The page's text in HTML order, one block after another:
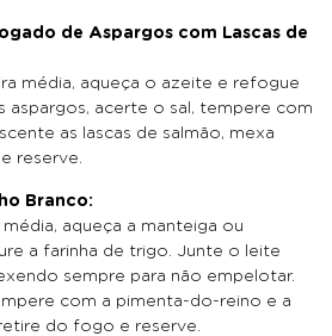
de Aspargos com Lascas de
média, aqueça o azeite e refogue
aspargos, acerte o sal, tempere com
as lascas de salmão, mexa
reserve.
Branco:
média, aqueça a manteiga ou
a farinha de trigo. Junte o leite
sempre para não empelotar.
com a pimenta-do-reino e a
do fogo e reserve.